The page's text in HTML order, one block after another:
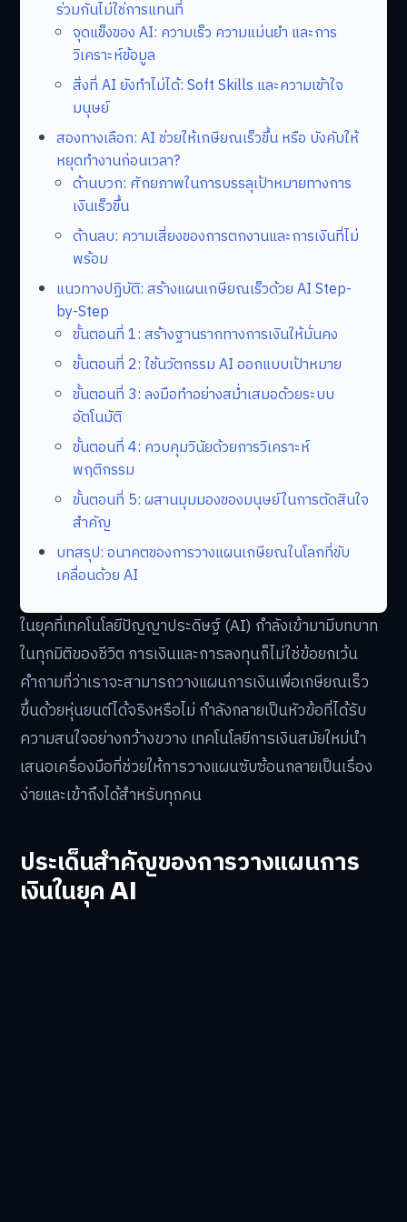
ร่วมกันไม่ใช่การแทนที่
จุดแข็งของ AI: ความเร็ว ความแม่นยำ และการ
วิเคราะห์ข้อมูล
สิ่งที่ AI ยังทำไม่ได้: Soft Skills และความเข้าใจ
มนุษย์
สองทางเลือก: AI ช่วยให้เกษียณเร็วขึ้น หรือ บังคับให้
หยุดทำงานก่อนเวลา?
ด้านบวก: ศักยภาพในการบรรลุเป้าหมายทางการ
เงินเร็วขึ้น
ด้านลบ: ความเสี่ยงของการตกงานและการเงินที่ไม่
พร้อม
แนวทางปฏิบัติ: สร้างแผนเกษียณเร็วด้วย AI Step-
by-Step
ขั้นตอนที่ 1: สร้างฐานรากทางการเงินให้มั่นคง
ขั้นตอนที่ 2: ใช้นวัตกรรม AI ออกแบบเป้าหมาย
ขั้นตอนที่ 3: ลงมือทำอย่างสม่ำเสมอด้วยระบบ
อัตโนมัติ
ขั้นตอนที่ 4: ควบคุมวินัยด้วยการวิเคราะห์
พฤติกรรม
ขั้นตอนที่ 5: ผสานมุมมองของมนุษย์ในการตัดสินใจ
สำคัญ
บทสรุป: อนาคตของการวางแผนเกษียณในโลกที่ขับ
เคลื่อนด้วย AI
ในยุคที่เทคโนโลยีปัญญาประดิษฐ์ (AI) กำลังเข้ามามีบทบาท
ในทุกมิติของชีวิต การเงินและการลงทุนก็ไม่ใช่ข้อยกเว้น
คำถามที่ว่าเราจะสามารถวางแผนการเงินเพื่อเกษียณเร็ว
ขึ้นด้วยหุ่นยนต์ได้จริงหรือไม่ กำลังกลายเป็นหัวข้อที่ได้รับ
ความสนใจอย่างกว้างขวาง เทคโนโลยีการเงินสมัยใหม่นำ
เสนอเครื่องมือที่ช่วยให้การวางแผนซับซ้อนกลายเป็นเรื่อง
ง่ายและเข้าถึงได้สำหรับทุกคน
ประเด็นสำคัญของการวางแผนการ
เงินในยุค AI